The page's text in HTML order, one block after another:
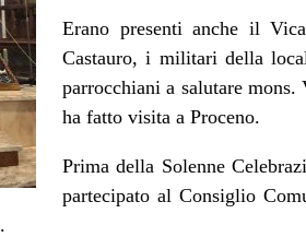
Erano presenti anche il
Castauro, i militari della
parrocchiani a salutare
ha fatto visita a Proceno.
Prima della Solenne
partecipato al Consiglio